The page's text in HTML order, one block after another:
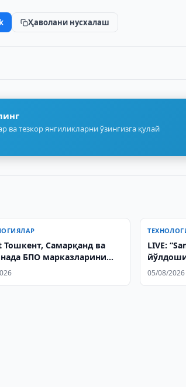
Ҳаволани нусхалаш
тезкор янгиликларни ўзингизга қулай
Тошкент, Самарқанд ва
БПО марказларини
режалаштирмоқда
LIVE:
05/08/2026